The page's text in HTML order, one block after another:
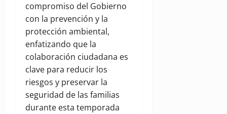
compromiso del Gobierno
con la prevención y la
protección ambiental,
enfatizando que la
colaboración ciudadana es
clave para reducir los
riesgos y preservar la
seguridad de las familias
durante esta temporada